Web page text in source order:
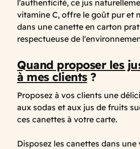
l'authenticité, ce jus
vitamine C, offre le goût pur et
dans une canette en carton
respectueuse de
Quand proposer les
à mes clients?
Proposez à vos clients une
aux sodas et aux jus de fruits
ces canettes à votre carte.
Disposez les canettes dans